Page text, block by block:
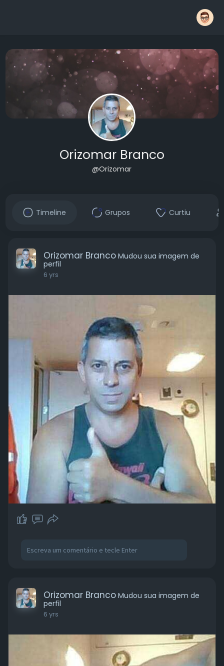
Orizomar Branco
@Orizomar
Timeline Grupos Curtiu
Orizomar Branco Mudou sua imagem de
perfil
6 yrs
Orizomar Branco Mudou sua imagem de
perfil
6 yrs